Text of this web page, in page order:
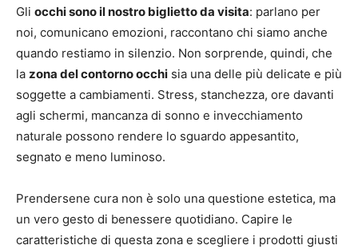
Gli occhi sono il nostro biglietto da visita: parlano per
noi, comunicano emozioni, raccontano chi siamo anche
quando restiamo in silenzio. Non sorprende, quindi, che
la zona del contorno occhi sia una delle più delicate e più
soggette a cambiamenti. Stress, stanchezza, ore davanti
agli schermi, mancanza di sonno e invecchiamento
naturale possono rendere lo sguardo appesantito,
segnato e meno luminoso.
Prendersene cura non è solo una questione estetica, ma
un vero gesto di benessere quotidiano. Capire le
caratteristiche di questa zona e scegliere i prodotti giusti